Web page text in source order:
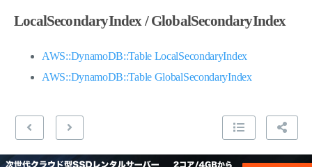
LocalSecondaryIndex / GlobalSecondaryIndex
AWS::DynamoDB::Table LocalSecondaryIndex
AWS::DynamoDB::Table GlobalSecondaryIndex